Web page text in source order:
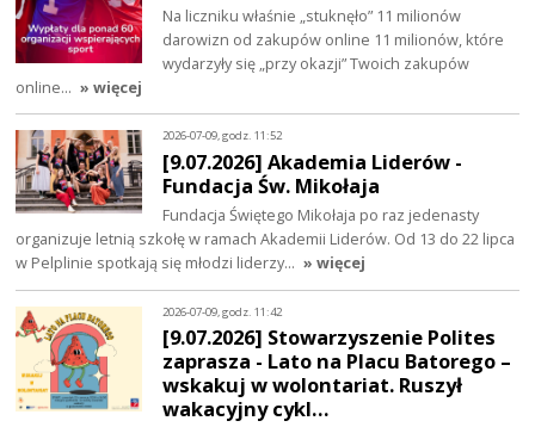
Na liczniku właśnie „stuknęło” 11 milionów
darowizn od zakupów online 11 milionów, które
wydarzyły się „przy okazji” Twoich zakupów
online… » więcej
2026-07-09, godz. 11:52
[9.07.2026] Akademia Liderów -
Fundacja Św. Mikołaja
Fundacja Świętego Mikołaja po raz jedenasty
organizuje letnią szkołę w ramach Akademii Liderów. Od 13 do 22 lipca
w Pelplinie spotkają się młodzi liderzy… » więcej
2026-07-09, godz. 11:42
[9.07.2026] Stowarzyszenie Polites
zaprasza - Lato na Placu Batorego –
wskakuj w wolontariat. Ruszył
wakacyjny cykl…